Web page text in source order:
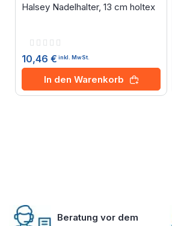
Halsey Nadelhalter, 13 cm holtex
Rating:
10,46 € inkl. MwSt.
In den Warenkorb
Beratung vor dem